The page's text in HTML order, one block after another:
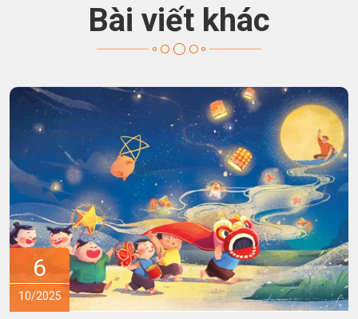
Bài viết khác
6
10/2025